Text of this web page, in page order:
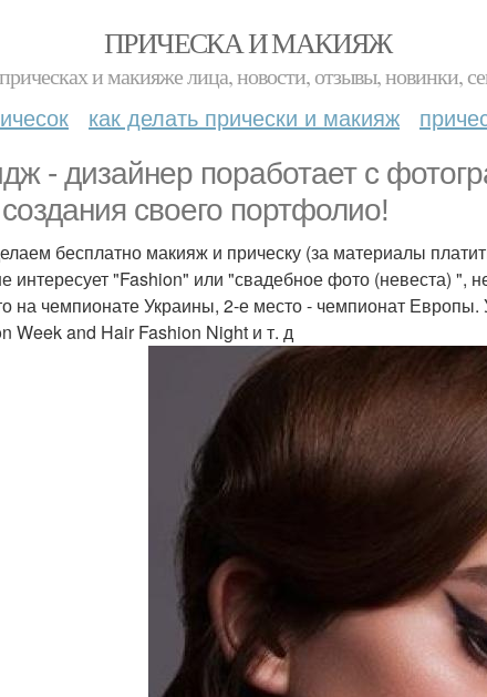
ПРИЧЕСКА И МАКИЯЖ
и макияже лица, новости, отзывы, новинки,
как делать прически и макияж
- дизайнер поработает с
своего портфолио!
бесплатно макияж и прическу (за материалы
интересует "Fashion" или "свадебное фото (невеста) ",
на чемпионате Украины, 2-е место - чемпионат
Week and Hair Fashion Night и т. д